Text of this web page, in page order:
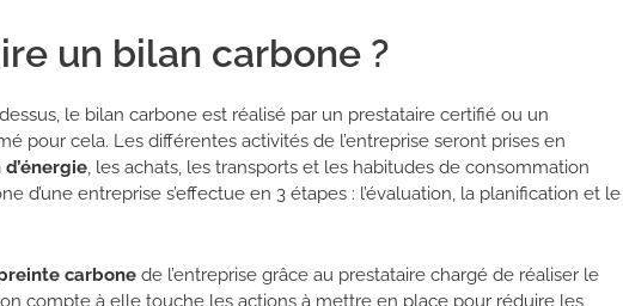
un bilan carbone ?
le bilan carbone est réalisé par un prestataire certifié ou un
pour cela. Les différentes activités de l’entreprise seront prises en
, les achats, les transports et les habitudes de consommation
d’une entreprise s’effectue en 3 étapes : l’évaluation, la planification et le
carbone de l’entreprise grâce au prestataire chargé de réaliser le
compte à elle touche les actions à mettre en place pour réduire les